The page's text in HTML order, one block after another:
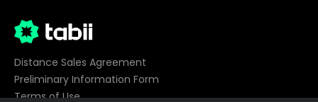
Distance Sales Agreement
Preliminary Information Form
Terms of Use